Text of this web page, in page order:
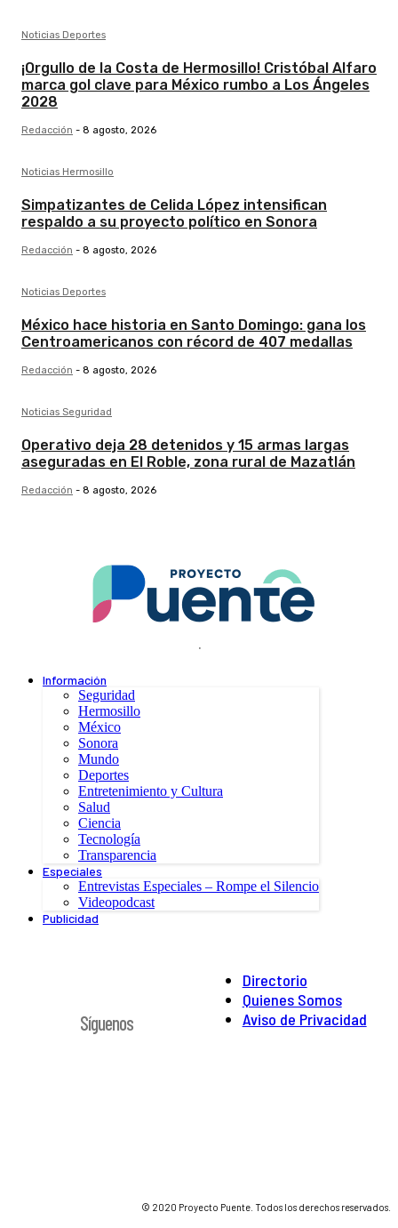
Noticias Deportes
¡Orgullo de la Costa de Hermosillo! Cristóbal Alfaro
marca gol clave para México rumbo a Los Ángeles
2028
Redacción - 8 agosto, 2026
Noticias Hermosillo
Simpatizantes de Celida López intensifican
respaldo a su proyecto político en Sonora
Redacción - 8 agosto, 2026
Noticias Deportes
México hace historia en Santo Domingo: gana los
Centroamericanos con récord de 407 medallas
Redacción - 8 agosto, 2026
Noticias Seguridad
Operativo deja 28 detenidos y 15 armas largas
aseguradas en El Roble, zona rural de Mazatlán
Redacción - 8 agosto, 2026
.
Información
Seguridad
Hermosillo
México
Sonora
Mundo
Deportes
Entretenimiento y Cultura
Salud
Ciencia
Tecnología
Transparencia
Especiales
Entrevistas Especiales – Rompe el Silencio
Videopodcast
Publicidad
Directorio
Quienes Somos
Aviso de Privacidad
Síguenos
© 2020 Proyecto Puente. Todos los derechos reservados.